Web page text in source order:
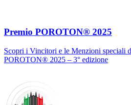
Premio POROTON® 2025
Scopri i Vincitori e le Menzioni speciali
POROTON® 2025 – 3° edizione